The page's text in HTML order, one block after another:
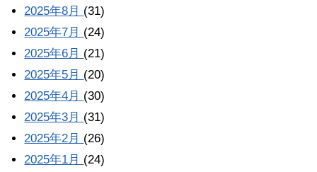
2025年8月 (31)
2025年7月 (24)
2025年6月 (21)
2025年5月 (20)
2025年4月 (30)
2025年3月 (31)
2025年2月 (26)
2025年1月 (24)